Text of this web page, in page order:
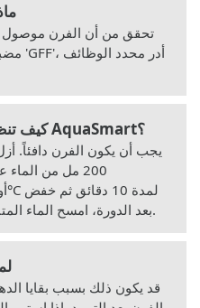
تحقق من أن الفرن
كيف تنظيف الفرن باستخدام وظيفة AquaSmart؟
يجب أن يكون الفرن دافئاً.
200 مل من
إلى 75°C لمدة 25 دقيقة). بعد الدورة، امسح الماء المتبقي.
قد يكون ذلك بسبب بقايا